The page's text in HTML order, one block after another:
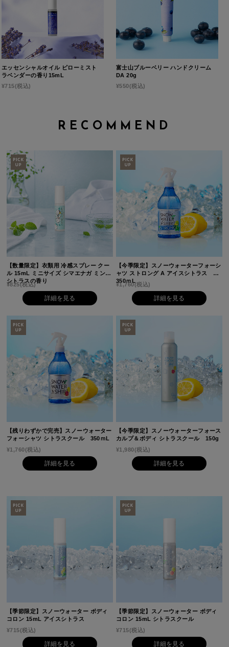
エッセンシャルオイル ピローミスト
ラベンダーの香り15mL
¥715(税込)
富士山ブルーベリー ハンドクリーム
DA 20g
¥550(税込)
RECOMMEND
【数量限定】衣類用 冷感スプレー クー
ル 15mL ミニサイズ シマエナガ ミント
シトラスの香り
¥825(税込)
詳細を見る
【今季限定】スノーウォーターフォーシ
ャツ ストロング A アイスシトラス
350ｍL
¥1,760(税込)
詳細を見る
【残りわずかで完売】スノーウォーター
フォーシャツ シトラスクール 350ｍL
¥1,760(税込)
詳細を見る
【今季限定】スノーウォーターフォース
カルプ＆ボディ シトラスクール 150g
¥1,980(税込)
詳細を見る
【季節限定】スノーウォーター ボディ
コロン 15mL アイスシトラス
¥715(税込)
詳細を見る
【季節限定】スノーウォーター ボディ
コロン 15mL シトラスクール
¥715(税込)
詳細を見る